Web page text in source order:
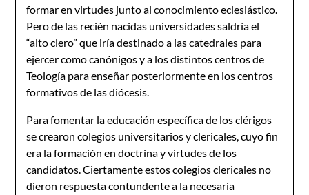
formar en virtudes junto al conocimiento eclesiástico.
Pero de las recién nacidas universidades saldría el
“alto clero” que iría destinado a las catedrales para
ejercer como canónigos y a los distintos centros de
Teología para enseñar posteriormente en los centros
formativos de las diócesis.
Para fomentar la educación específica de los clérigos
se crearon colegios universitarios y clericales, cuyo fin
era la formación en doctrina y virtudes de los
candidatos. Ciertamente estos colegios clericales no
dieron respuesta contundente a la necesaria